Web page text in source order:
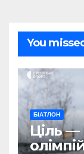
You
БІАТЛОН
Ціль —